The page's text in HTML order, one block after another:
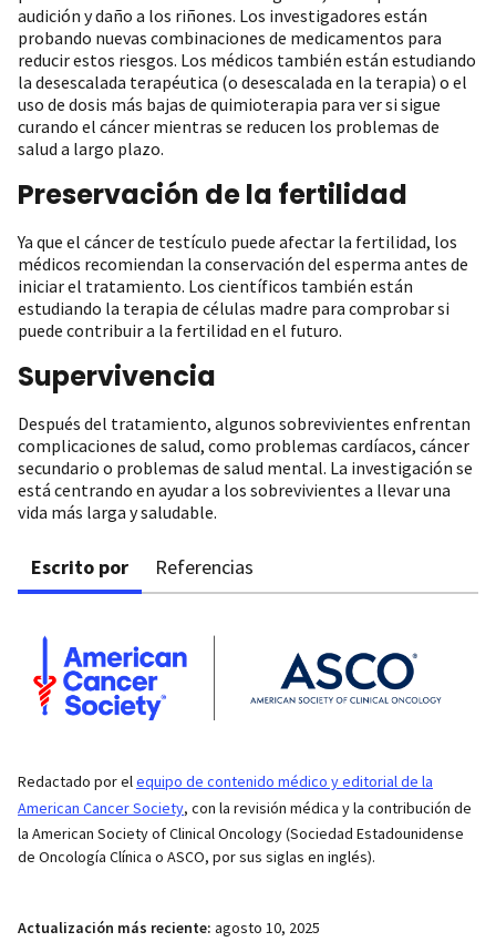
audición y daño a los riñones. Los investigadores están
probando nuevas combinaciones de medicamentos para
reducir estos riesgos. Los médicos también están estudiando
la desescalada terapéutica (o desescalada en la terapia) o el
uso de dosis más bajas de quimioterapia para ver si sigue
curando el cáncer mientras se reducen los problemas de
salud a largo plazo.
Preservación de la fertilidad
Ya que el cáncer de testículo puede afectar la fertilidad, los
médicos recomiendan la conservación del esperma antes de
iniciar el tratamiento. Los científicos también están
estudiando la terapia de células madre para comprobar si
puede contribuir a la fertilidad en el futuro.
Supervivencia
Después del tratamiento, algunos sobrevivientes enfrentan
complicaciones de salud, como problemas cardíacos, cáncer
secundario o problemas de salud mental. La investigación se
está centrando en ayudar a los sobrevivientes a llevar una
vida más larga y saludable.
Escrito por Referencias
Redactado por elequipo de contenido médico y editorial de la
American Cancer Society, con la revisión médica y la contribución de
la American Society of Clinical Oncology (Sociedad Estadounidense
de Oncología Clínica o ASCO, por sus siglas en inglés).
Actualización más reciente: agosto 10, 2025